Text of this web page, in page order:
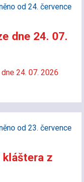
od 24. července
dne 24. 07.
24. 07. 2026
od 23. července
kláštera z